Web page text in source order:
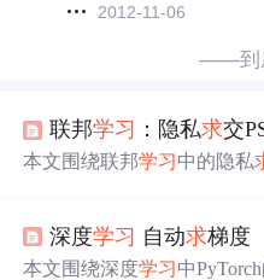
2012-11-06
——到
联邦学习 ：隐私求交
本文围绕联邦学习中的隐私
议，包括敌手模型、安全性
类及性能进行了探讨，比较
深度学习 自动求梯度
本文围绕深度学习中